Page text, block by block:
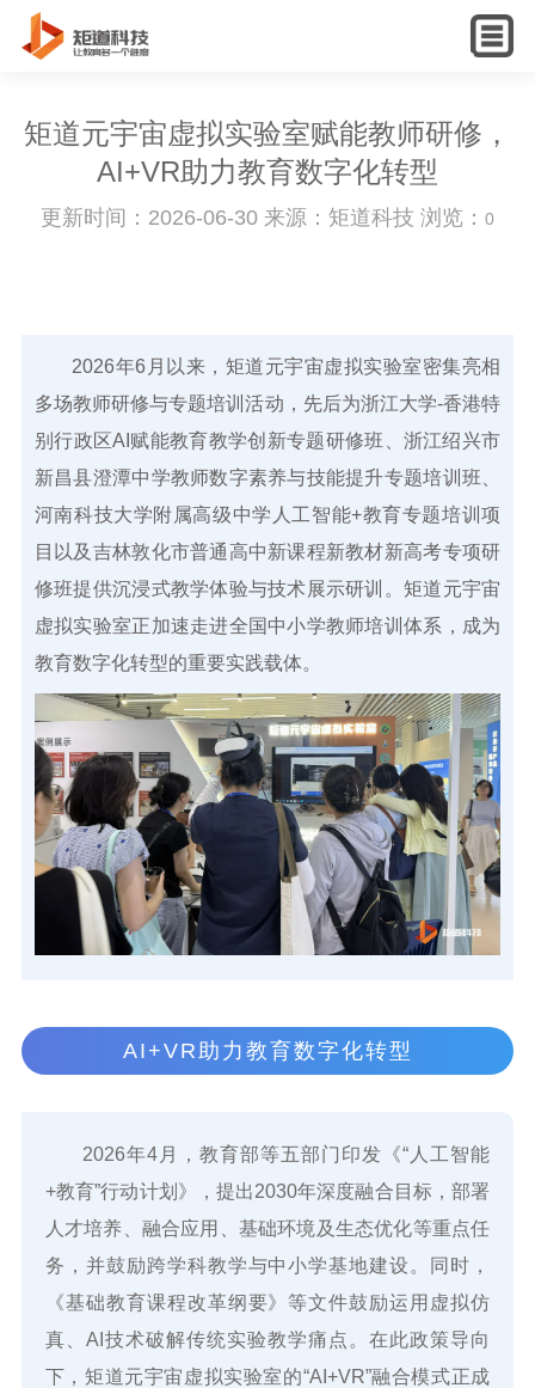
English
矩道元宇宙虚拟实验室赋能教师研修，
AI+VR助力教育数字化转型
更新时间：2026-06-30 来源：矩道科技 浏览： 0
2026年6月以来，矩道元宇宙虚拟实验室密集亮相
多场教师研修与专题培训活动，先后为浙江大学-香港特
别行政区AI赋能教育教学创新专题研修班、浙江绍兴市
新昌县澄潭中学教师数字素养与技能提升专题培训班、
河南科技大学附属高级中学人工智能+教育专题培训项
目以及吉林敦化市普通高中新课程新教材新高考专项研
修班提供沉浸式教学体验与技术展示研训。矩道元宇宙
虚拟实验室正加速走进全国中小学教师培训体系，成为
教育数字化转型的重要实践载体。
AI+VR助力教育数字化转型
2026年4月，教育部等五部门印发《“人工智能
+教育”行动计划》，提出2030年深度融合目标，部署
人才培养、融合应用、基础环境及生态优化等重点任
务，并鼓励跨学科教学与中小学基地建设。同时，
《基础教育课程改革纲要》等文件鼓励运用虚拟仿
真、AI技术破解传统实验教学痛点。在此政策导向
下，矩道元宇宙虚拟实验室的“AI+VR”融合模式正成